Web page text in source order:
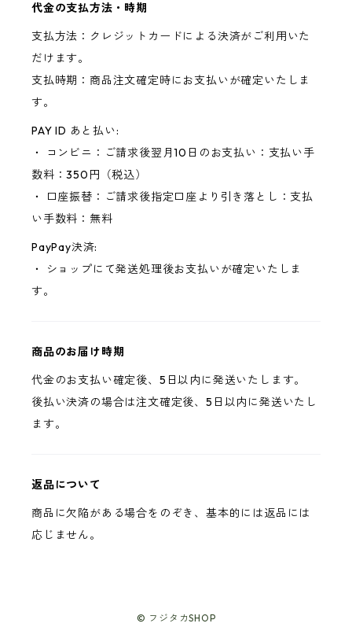
代金の支払方法・時期
支払方法：クレジットカードによる決済がご利用いた
だけます。
支払時期：商品注文確定時にお支払いが確定いたしま
す。
PAY ID あと払い:
・ コンビニ：ご請求後翌月10日のお支払い：支払い手
数料：350円（税込）
・ 口座振替：ご請求後指定口座より引き落とし：支払
い手数料：無料
PayPay決済:
・ ショップにて発送処理後お支払いが確定いたしま
す。
商品のお届け時期
代金のお支払い確定後、5日以内に発送いたします。
後払い決済の場合は注文確定後、5日以内に発送いたし
ます。
返品について
商品に欠陥がある場合をのぞき、基本的には返品には
応じません。
© フジタカSHOP